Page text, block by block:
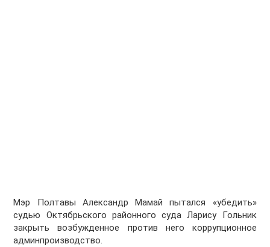
Мэр Полтавы Александр Мамай пытался «убедить»
судью Октябрьского районного суда Ларису Гольник
закрыть возбужденное против него коррупционное
админпроизводство.